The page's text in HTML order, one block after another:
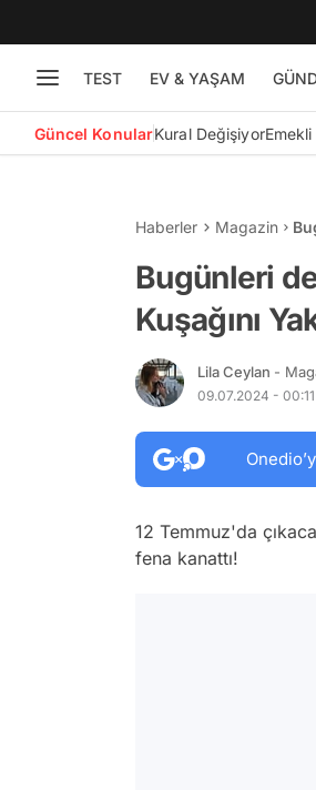
TEST EV & YAŞAM
Güncel KonularKural DeğişiyorEmekli
Haberler Magazin
Bugünleri
Kuşağını
Lila Ceylan -
09.07.2024 - 00:11
12 Temmuz'da
fena kanattı!